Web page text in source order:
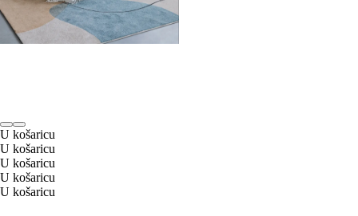
U košaricu
U košaricu
U košaricu
U košaricu
U košaricu